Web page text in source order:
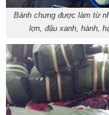
Bánh chưng được làm từ
lợn, đậu xanh, hành,